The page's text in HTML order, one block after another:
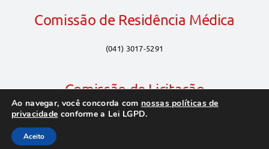
Comissão de Residência Médica
(041) 3017-5291
Comissão de Licitação
(041) 3017-5320
Ao navegar, você concorda com nossas políticas de
privacidade conforme a Lei LGPD.
Aceito